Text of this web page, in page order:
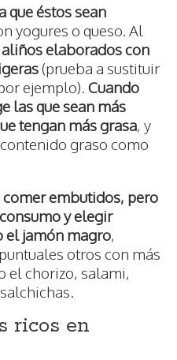
que éstos sean
yogures o queso. Al
elaborados con
(prueba a sustituir
ejemplo). Cuando
las que sean más
tengan más grasa, y
graso como
comer embutidos, pero
y elegir
el jamón magro,
otros con más
el chorizo, salami,
ricos en